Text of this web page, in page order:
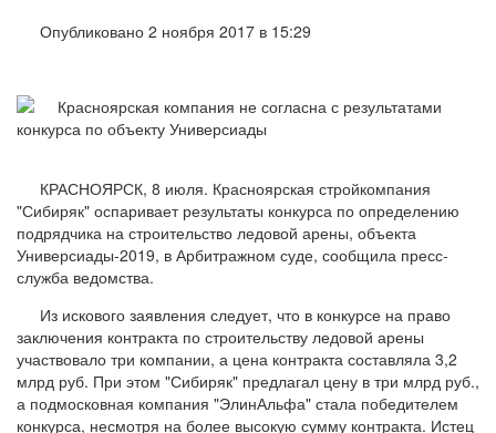
Опубликовано 2 ноября 2017 в 15:29
КРАСНОЯРСК, 8 июля. Красноярская стройкомпания
"Сибиряк" оспаривает результаты конкурса по определению
подрядчика на строительство ледовой арены, объекта
Универсиады-2019, в Арбитражном суде, сообщила пресс-
служба ведомства.
Из искового заявления следует, что в конкурсе на право
заключения контракта по строительству ледовой арены
участвовало три компании, а цена контракта составляла 3,2
млрд руб. При этом "Сибиряк" предлагал цену в три млрд руб.,
а подмосковная компания "ЭлинАльфа" стала победителем
конкурса, несмотря на более высокую сумму контракта. Истец